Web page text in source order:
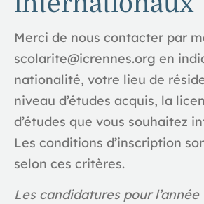
Merci de nous contacter par
scolarite@icrennes.org en
nationalité, votre lieu de
niveau d’études acquis, la
d’études que vous souhaitez
Les conditions d’inscription
selon ces critères.
Les candidatures pour